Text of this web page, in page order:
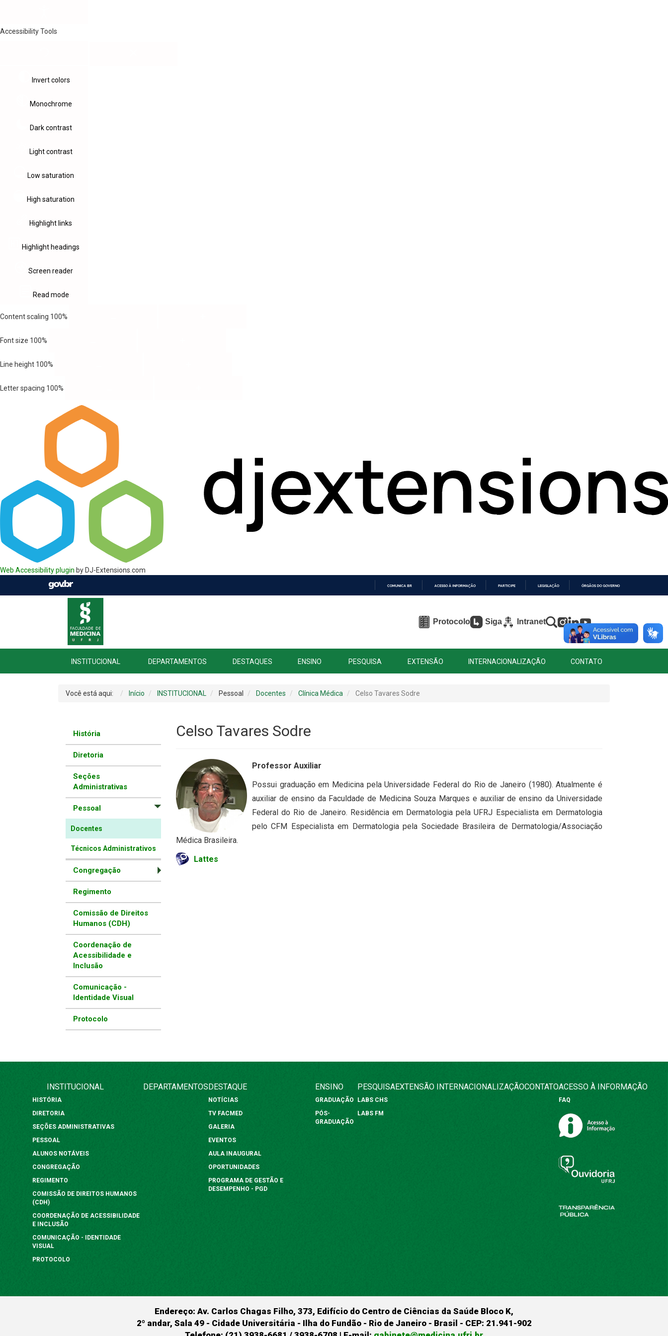
Accessibility Tools
Invert colors
Monochrome
Dark contrast
Light contrast
Low saturation
High saturation
Highlight links
Highlight headings
Screen reader
Read mode
Content scaling 100%
Font size 100%
Line height 100%
Letter spacing 100%
Web Accessibility plugin by DJ-Extensions.com
COMUNICA BR ACESSO À INFORMAÇÃO PARTICIPE LEGISLAÇÃO ÓRGÃOS DO GOVERNO
Protocolo Siga Intranet
INSTITUCIONAL DEPARTAMENTOS DESTAQUES ENSINO PESQUISA EXTENSÃO INTERNACIONALIZAÇÃO CONTATO
Você está aqui: Início INSTITUCIONAL Pessoal Docentes Clínica Médica Celso Tavares Sodre
História
Diretoria
Seções
Administrativas
Pessoal
Docentes
Técnicos Administrativos
Congregação
Regimento
Comissão de Direitos
Humanos (CDH)
Coordenação de
Acessibilidade e
Inclusão
Comunicação -
Identidade Visual
Protocolo
Celso Tavares Sodre
Professor Auxiliar
Possui graduação em Medicina pela Universidade Federal do Rio de Janeiro (1980). Atualmente é
auxiliar de ensino da Faculdade de Medicina Souza Marques e auxiliar de ensino da Universidade
Federal do Rio de Janeiro. Residência em Dermatologia pela UFRJ Especialista em Dermatologia
pelo CFM Especialista em Dermatologia pela Sociedade Brasileira de Dermatologia/Associação
Médica Brasileira.
Lattes
INSTITUCIONAL
HISTÓRIA
DIRETORIA
SEÇÕES ADMINISTRATIVAS
PESSOAL
ALUNOS NOTÁVEIS
CONGREGAÇÃO
REGIMENTO
COMISSÃO DE DIREITOS HUMANOS
(CDH)
COORDENAÇÃO DE ACESSIBILIDADE
E INCLUSÃO
COMUNICAÇÃO - IDENTIDADE
VISUAL
PROTOCOLO
DEPARTAMENTOSDESTAQUE
NOTÍCIAS
TV FACMED
GALERIA
EVENTOS
AULA INAUGURAL
OPORTUNIDADES
PROGRAMA DE GESTÃO E
DESEMPENHO - PGD
ENSINO
GRADUAÇÃO
PÓS-
GRADUAÇÃO
PESQUISA
LABS CHS
LABS FM
EXTENSÃO INTERNACIONALIZAÇÃOCONTATOACESSO À INFORMAÇÃO
FAQ
Endereço: Av. Carlos Chagas Filho, 373, Edifício do Centro de Ciências da Saúde Bloco K,
2º andar, Sala 49 - Cidade Universitária - Ilha do Fundão - Rio de Janeiro - Brasil - CEP: 21.941-902